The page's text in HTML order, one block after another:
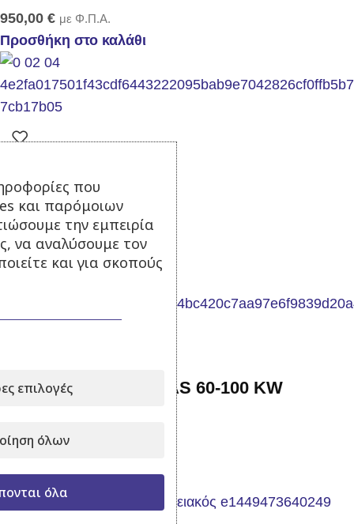
950,00 € με Φ.Π.Α.
Προσθήκη στο καλάθι
Σε απόθεμα
1.050,00€ με Φ.Π.Α.
Προσθήκη στο καλάθι
Καυστήρας Pellet DIAS 60-100 KW
Προσθήκη στο καλάθι
που
και παρόμοιων
την εμπειρία
να αναλύσουμε τον
και για σκοπούς
επιλογές
όλων
όλα